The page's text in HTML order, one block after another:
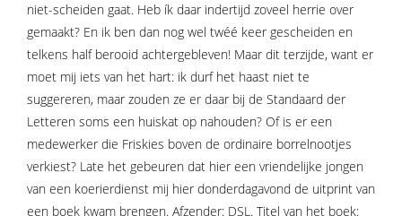
niet-scheiden gaat. Heb ík daar indertijd zoveel herrie over
gemaakt? En ik ben dan nog wel twéé keer gescheiden en
telkens half berooid achtergebleven! Maar dit terzijde, want er
moet mij iets van het hart: ik durf het haast niet te
suggereren, maar zouden ze er daar bij de Standaard der
Letteren soms een huiskat op nahouden? Of is er een
medewerker die Friskies boven de ordinaire borrelnootjes
verkiest? Late het gebeuren dat hier een vriendelijke jongen
van een koerierdienst mij hier donderdagavond de uitprint van
een boek kwam brengen. Afzender: DSL. Titel van het boek: